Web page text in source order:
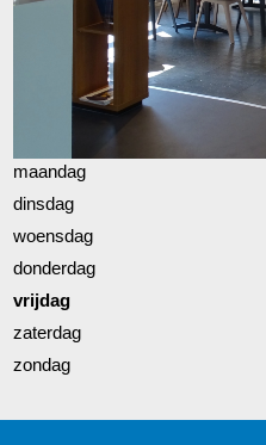
maandag
dinsdag
woensdag
donderdag
vrijdag
zaterdag
zondag